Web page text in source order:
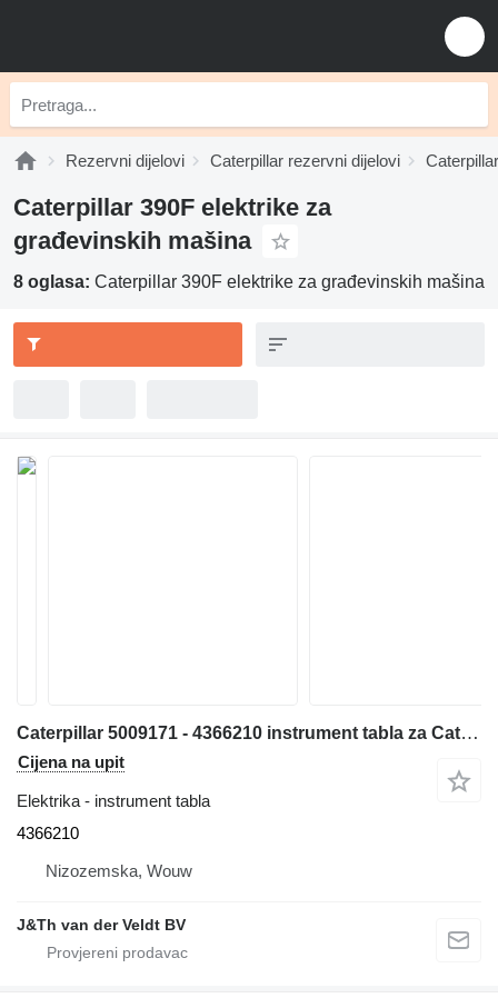
Rezervni dijelovi Caterpillar rezervni dijelovi
Caterpillar 390F elektrike za
građevinskih mašina
8 oglasa: Caterpillar 390F elektrike za građevinskih mašina
Caterpillar 5009171 - 4366210 instrument tabla za Caterpillar 538 568 329D 312E 329E 349E 330F 390F 312F 352F 313F 323F 374F 335F 316F 336F 317F 349F M320F M322F M323F M314F M315F M316F M318F 320D2 323D2 326D2 336D2 329D2 MH3022 MH3024 MH3026 bagera
Cijena na upit
Elektrika - instrument tabla
4366210
Nizozemska, Wouw
J&Th van der Veldt BV